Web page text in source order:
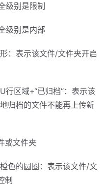
级别是限制
级别是内部
：表示该文件/文件夹开启
行区域+“已归档”：表示该
归档的文件不能再上传新
或文件夹
色的圆圈：表示该文件/文
制